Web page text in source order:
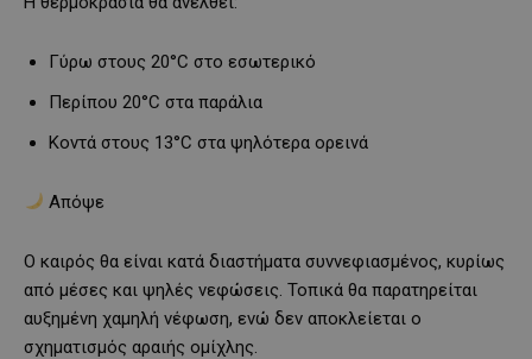
Γύρω στους 20°C στο εσωτερικό
Περίπου 20°C στα παράλια
Κοντά στους 13°C στα ψηλότερα ορεινά
Απόψε
Ο καιρός θα είναι κατά διαστήματα συννεφιασμένος, κυρίως
από μέσες και ψηλές νεφώσεις. Τοπικά θα παρατηρείται
αυξημένη χαμηλή νέφωση, ενώ δεν αποκλείεται ο
σχηματισμός αραιής ομίχλης.